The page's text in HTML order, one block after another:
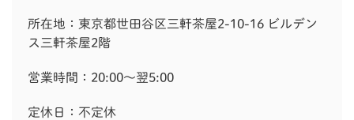
所在地：東京都世田谷区三軒茶屋2-10-16 ビルデン
ス三軒茶屋2階
営業時間：20:00～翌5:00
定休日：不定休